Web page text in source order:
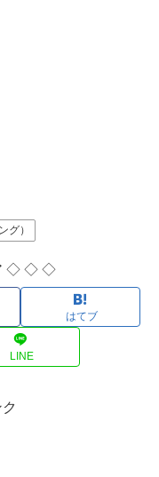
グ）
◇ ◇ ◇
はてブ
LINE